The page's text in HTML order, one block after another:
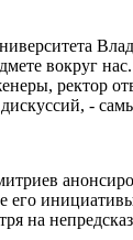
вокруг
ректор
дискуссий, -
его
на